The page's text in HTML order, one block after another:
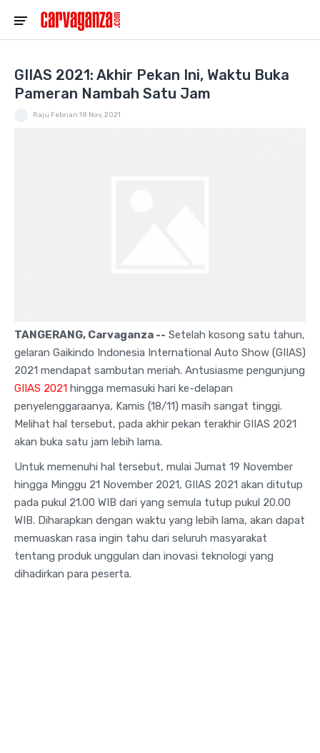
GIIAS 2021: Akhir Pekan Ini, Waktu Buka
Pameran Nambah Satu Jam
Raju Febrian 18 Nov, 2021
TANGERANG, Carvaganza -- Setelah kosong satu tahun,
gelaran Gaikindo Indonesia International Auto Show (GIIAS)
2021 mendapat sambutan meriah. Antusiasme pengunjung
GIIAS 2021 hingga memasuki hari ke-delapan
penyelenggaraanya, Kamis (18/11) masih sangat tinggi.
Melihat hal tersebut, pada akhir pekan terakhir GIIAS 2021
akan buka satu jam lebih lama.
Untuk memenuhi hal tersebut, mulai Jumat 19 November
hingga Minggu 21 November 2021, GIIAS 2021 akan ditutup
pada pukul 21.00 WIB dari yang semula tutup pukul 20.00
WIB. Diharapkan dengan waktu yang lebih lama, akan dapat
memuaskan rasa ingin tahu dari seluruh masyarakat
tentang produk unggulan dan inovasi teknologi yang
dihadirkan para peserta.